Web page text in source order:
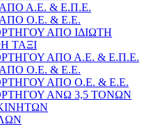
Α.Ε. & Ε.Π.Ε.
Ο.Ε. & Ε.Ε.
ΑΠΟ ΙΔΙΩΤΗ
ΤΑΞΙ
ΑΠΟ Α.Ε. & Ε.Π.Ε.
Ο.Ε. & Ε.Ε.
ΑΠΟ Ο.Ε. & Ε.Ε.
ΑΝΩ 3,5 ΤΟΝΩΝ